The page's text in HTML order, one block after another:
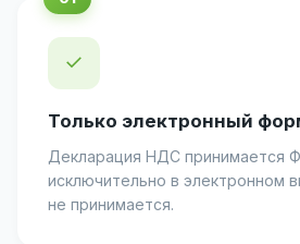
✓
Только электронный
Декларация НДС принимается
исключительно в электронном
не принимается.